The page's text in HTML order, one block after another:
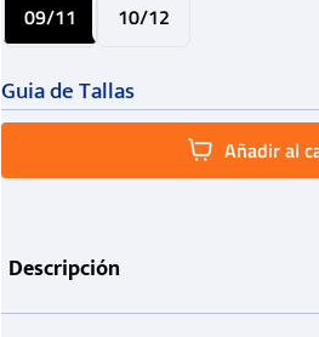
09/11 10/12
Guia de Tallas
Añadir al
Descripción